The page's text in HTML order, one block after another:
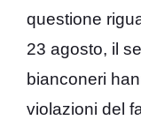
questione
23 agosto, il
bianconeri
violazioni del